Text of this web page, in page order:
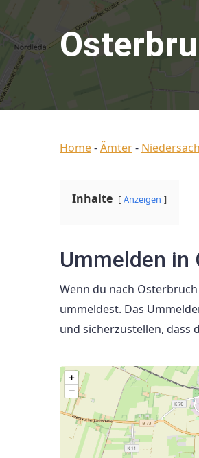
Home-Ämter-
Inhalte Anzeigen
Ummelden in
Wenn du nach
ummeldest. Das
und sicherzustellen, dass